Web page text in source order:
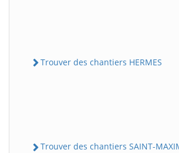
Trouver des chantiers HERMES
Trouver des chantiers SAINT-